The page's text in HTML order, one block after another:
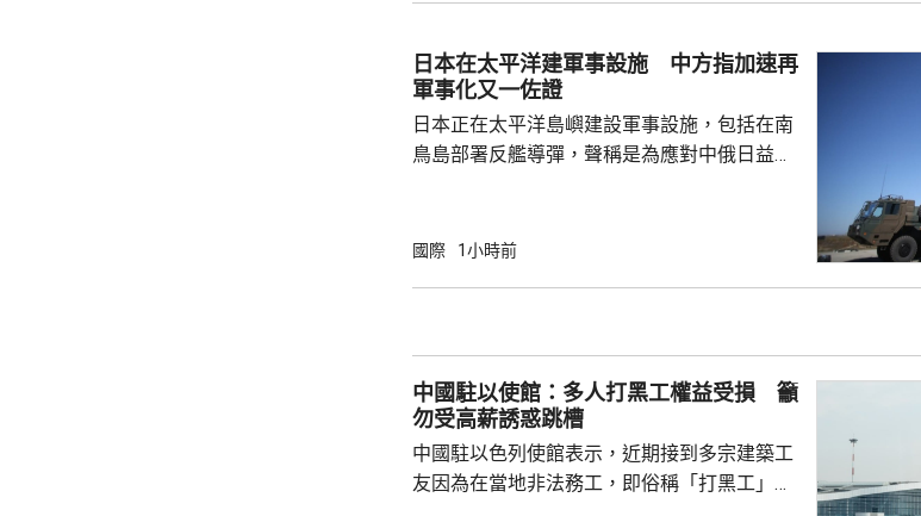
脫侵略罪責，執政當局近來更企圖整軍擴武，
尋求美國強化對日本的核保護、圖謀突破「無
核三原則」，首相官邸高官甚至叫囂謀...
日本在太平洋建軍事設施 中方指加速再
軍事化又一佐證
日本正在太平洋島嶼建設軍事設施，包括在南
鳥島部署反艦導彈，聲稱是為應對中俄日益頻
日方停止造謠抹黑，切實反躬自省，認真汲取
日不僅拒絕反省歷史，還故技重施，不斷炮製
周邊國家威脅等虛假敘事，掩蓋持續強軍擴...
國際 1小時前
中國駐以使館：多人打黑工權益受損 籲
勿受高薪誘惑跳槽
中國駐以色列使館表示，近期接到多宗建築工
友因為在當地非法務工，即俗稱「打黑工」，